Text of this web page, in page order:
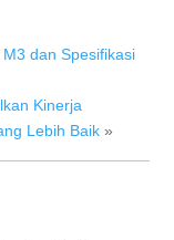
dan Spesifikasi
Kinerja
Lebih Baik »